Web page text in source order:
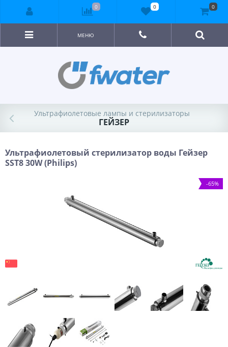
МЕНЮ
Ультрафиолетовые лампы и стерилизаторы
ГЕЙЗЕР
Ультрафиолетовый стерилизатор воды Гейзер
SST8 30W (Philips)
-65%
0 0 0